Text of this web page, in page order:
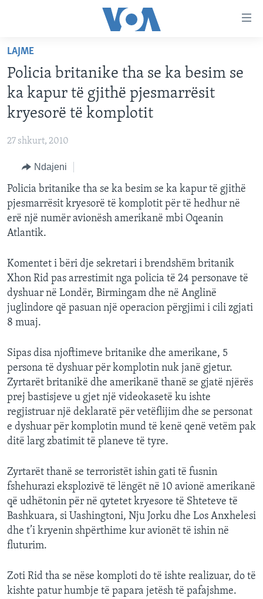
faqen
kryesore
Kalo
tek
faqja
Kalo
kërkimi
FAQJA KRYESORE
KATEGORITË
EVROPA
BOTA
MJEDISI
SHKENCË DHE TEKNOLOGJI
INTERVISTA
DITARI
Learning English
FOLLOW US
Gjuhët
LAJME
Policia britanike tha se ka besim se
ka kapur të gjithë pjesmarrësit
kryesorë të komplotit
27 shkurt, 2010
Ndajeni
Policia britanike tha se ka besim se ka kapur të gjithë
pjesmarrësit kryesorë të komplotit për të hedhur në
erë një numër avionësh amerikanë mbi Oqeanin
Atlantik.
Komentet i bëri dje sekretari i brendshëm britanik
Xhon Rid pas arrestimit nga policia të 24 personave të
dyshuar në Londër, Birmingam dhe në Anglinë
juglindore që pasuan një operacion përgjimi i cili zgjati
8 muaj.
Sipas disa njoftimeve britanike dhe amerikane, 5
persona të dyshuar për komplotin nuk janë gjetur.
Zyrtarët britanikë dhe amerikanë thanë se gjatë njërës
prej bastisjeve u gjet një videokasetë ku ishte
regjistruar një deklaratë për vetëflijim dhe se personat
e dyshuar për komplotin mund të kenë qenë vetëm pak
ditë larg zbatimit të planeve të tyre.
Zyrtarët thanë se terroristët ishin gati të fusnin
fshehurazi eksplozivë të lëngët në 10 avionë amerikanë
që udhëtonin për në qytetet kryesore të Shteteve të
Bashkuara, si Uashingtoni, Nju Jorku dhe Los Anxhelesi
dhe t’i kryenin shpërthime kur avionët të ishin në
fluturim.
Zoti Rid tha se nëse komploti do të ishte realizuar, do të
kishte patur humbje të papara jetësh të pafajshme.